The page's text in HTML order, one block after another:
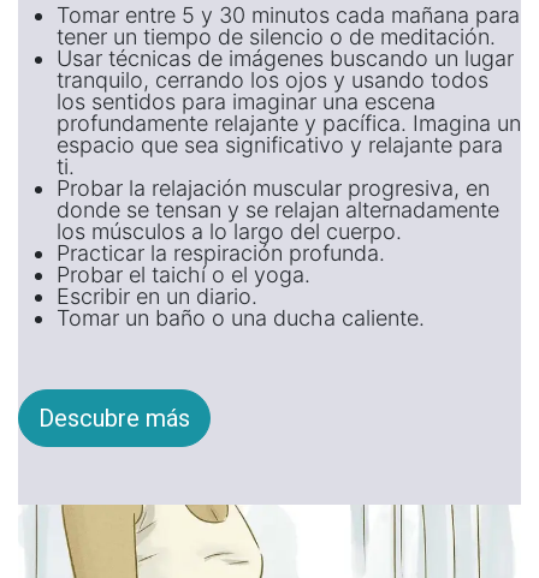
Tomar entre 5 y 30 minutos cada mañana para
tener un tiempo de silencio o de meditación.
Usar técnicas de imágenes buscando un lugar
tranquilo, cerrando los ojos y usando todos
los sentidos para imaginar una escena
profundamente relajante y pacífica. Imagina un
espacio que sea significativo y relajante para
ti.
Probar la relajación muscular progresiva, en
donde se tensan y se relajan alternadamente
los músculos a lo largo del cuerpo.
Practicar la respiración profunda.
Probar el taichí o el yoga.
Escribir en un diario.
Tomar un baño o una ducha caliente.
Descubre más